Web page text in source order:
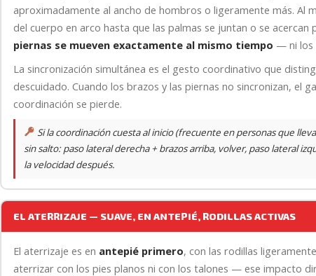
aproximadamente al ancho de hombros o ligeramente más. Al
del cuerpo en arco hasta que las palmas se juntan o se acercan
piernas se mueven exactamente al mismo tiempo — ni los
La sincronización simultánea es el gesto coordinativo que
descuidado. Cuando los brazos y las piernas no sincronizan, el
coordinación se pierde.
Si la coordinación cuesta al inicio (frecuente en personas que
sin salto: paso lateral derecha + brazos arriba, volver, paso lateral
la velocidad después.
EL ATERRIZAJE — SUAVE, EN ANTEPIÉ, RODILLAS ACTIVAS
El aterrizaje es en antepié primero, con las rodillas
aterrizar con los pies planos ni con los talones — ese impacto